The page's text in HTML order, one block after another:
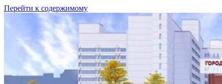
Перейти к содержимому